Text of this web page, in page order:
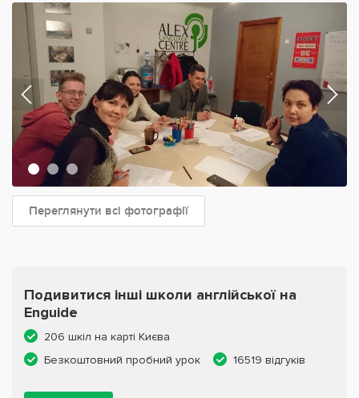
Переглянути всі фотографії
Подивитися інші школи англійської на
Enguide
206 шкіл на карті Києва
Безкоштовний пробний урок
16519 відгуків